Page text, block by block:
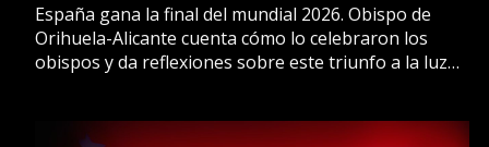
España gana la final del mundial 2026. Obispo de
Orihuela-Alicante cuenta cómo lo celebraron los
obispos y da reflexiones sobre este triunfo a la luz
labores de emergencia.